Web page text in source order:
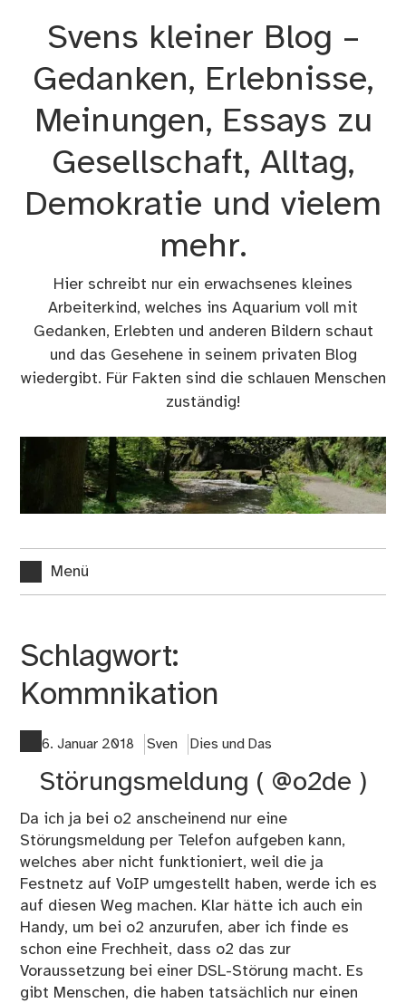
Svens kleiner Blog –
Gedanken, Erlebnisse,
Meinungen, Essays zu
Gesellschaft, Alltag,
Demokratie und vielem
mehr.
Hier schreibt nur ein erwachsenes kleines
Arbeiterkind, welches ins Aquarium voll mit
Gedanken, Erlebten und anderen Bildern schaut
und das Gesehene in seinem privaten Blog
wiedergibt. Für Fakten sind die schlauen Menschen
zuständig!
Menü
Schlagwort:
Kommnikation
6. Januar 2018 Sven Dies und Das
Störungsmeldung ( @o2de )
Da ich ja bei o2 anscheinend nur eine
Störungsmeldung per Telefon aufgeben kann,
welches aber nicht funktioniert, weil die ja
Festnetz auf VoIP umgestellt haben, werde ich es
auf diesen Weg machen. Klar hätte ich auch ein
Handy, um bei o2 anzurufen, aber ich finde es
schon eine Frechheit, dass o2 das zur
Voraussetzung bei einer DSL-Störung macht. Es
gibt Menschen, die haben tatsächlich nur einen